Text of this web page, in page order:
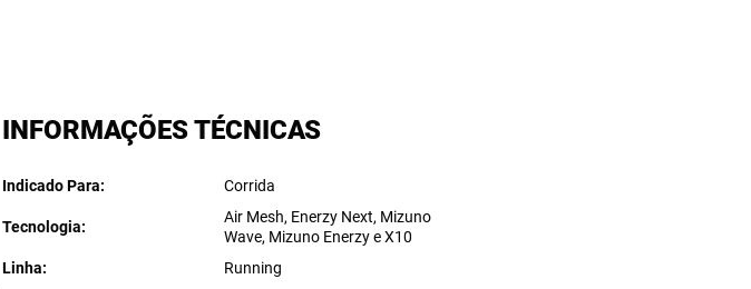
INFORMAÇÕES TÉCNICAS
Indicado Para Corrida
Tecnologia
Air Mesh, Enerzy Next, Mizuno
Wave, Mizuno Enerzy e X10
Linha
Running